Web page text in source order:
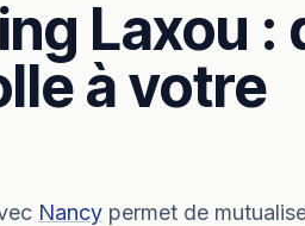
Laxou :
à votre
Nancy permet de